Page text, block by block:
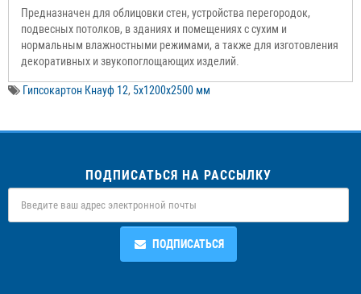
Предназначен для облицовки стен, устройства перегородок,
подвесных потолков, в зданиях и помещениях с сухим и
нормальным влажностными режимами, а также для изготовления
декоративных и звукопоглощающих изделий.
Гипсокартон Кнауф 12, 5х1200х2500 мм
ПОДПИСАТЬСЯ НА РАССЫЛКУ
ПОДПИСАТЬСЯ